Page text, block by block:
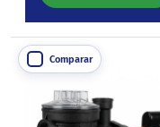
Comparar